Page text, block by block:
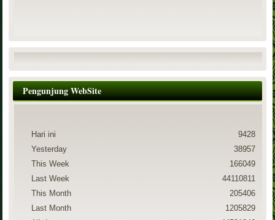
Pengunjung WebSite
Hari ini
Yesterday
This Week
Last Week
This Month
Last Month
9428
38957
166049
44110811
205406
1205829